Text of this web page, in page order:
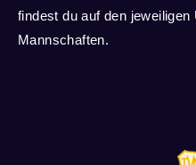
findest du auf den
Mannschaften.